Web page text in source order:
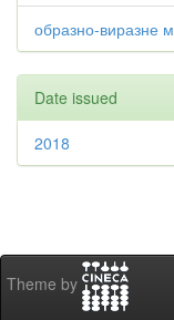
образно-виразне
Date issued
2018
Theme by